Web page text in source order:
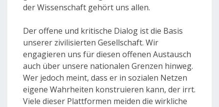
der Wissenschaft gehört uns allen.
Der offene und kritische Dialog ist die Basis
unserer zivilisierten Gesellschaft. Wir
engagieren uns für diesen offenen Austausch
auch über unsere nationalen Grenzen hinweg.
Wer jedoch meint, dass er in sozialen Netzen
eigene Wahrheiten konstruieren kann, der irrt.
Viele dieser Plattformen meiden die wirkliche